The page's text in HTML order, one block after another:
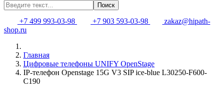
Поиск
+7 499 993-03-98 +7 903 593-03-98
zakaz@hipath-
shop.ru
Главная
Цифровые телефоны UNIFY OpenStage
IP-телефон Openstage 15G V3 SIP ice-blue L30250-F600-
C190